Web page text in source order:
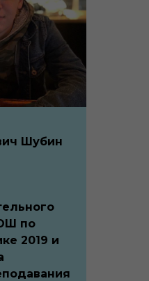
Шубин
по
2019 и